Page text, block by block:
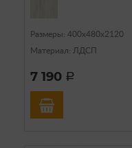
Размеры: 400х480х2120
Материал: ЛДСП
7 190 a